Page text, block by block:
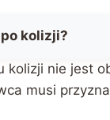
kolizji?
kolizji nie jest
musi